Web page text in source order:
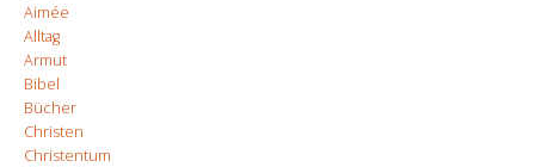
Aimée
Alltag
Armut
Bibel
Bücher
Christen
Christentum